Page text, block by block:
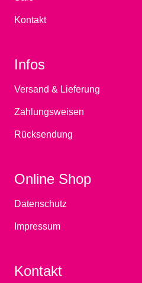
Kontakt
Infos
Versand & Lieferung
Zahlungsweisen
Rücksendung
Online Shop
Datenschutz
Impressum
Kontakt